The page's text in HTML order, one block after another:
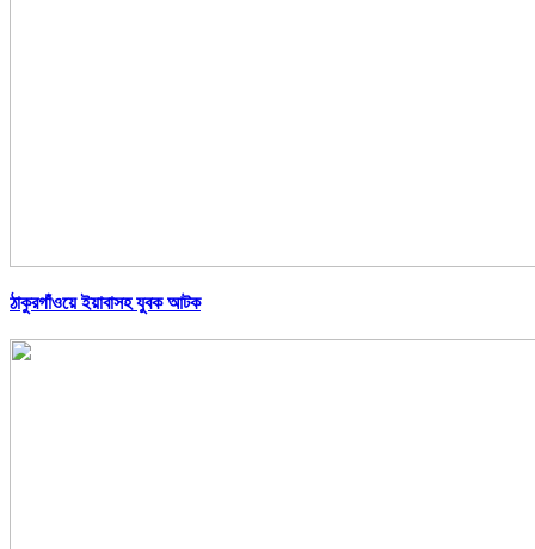
ঠাকুরগাঁওয়ে ইয়াবাসহ যুবক আটক